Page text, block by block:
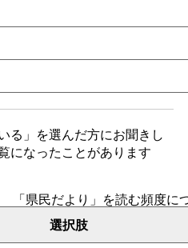
る」を選んだ方にお聞きし
になったことがあります
「県民だより」を読む頻度に
選択肢